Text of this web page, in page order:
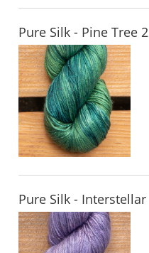
Pure Silk - Pine Tree 2
Pure Silk - Interstellar